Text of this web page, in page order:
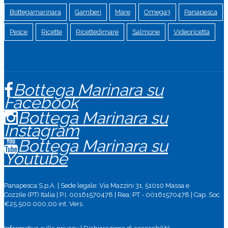
Bottegamarinara Gamberi Mare Omega3 Panapesca
Pesce Ricette Ricettedimare Salmone Videoricetta
Bottega Marinara su
Facebook
Bottega Marinara su
Instagram
Bottega Marinara su
Youtube
Panapesca S.p.A. | Sede legale: Via Mazzini 31, 51010 Massa e
Cozzile (PT) Italia | P.I. 00161570478 | Rea: PT - 00161570478 | Cap. Soc.
€25.500.000,00 int. Vers.